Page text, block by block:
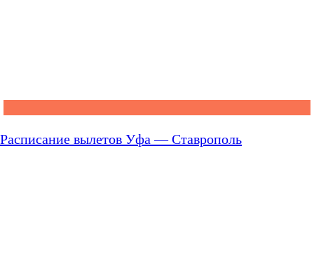
Расписание вылетов Уфа — Ставрополь